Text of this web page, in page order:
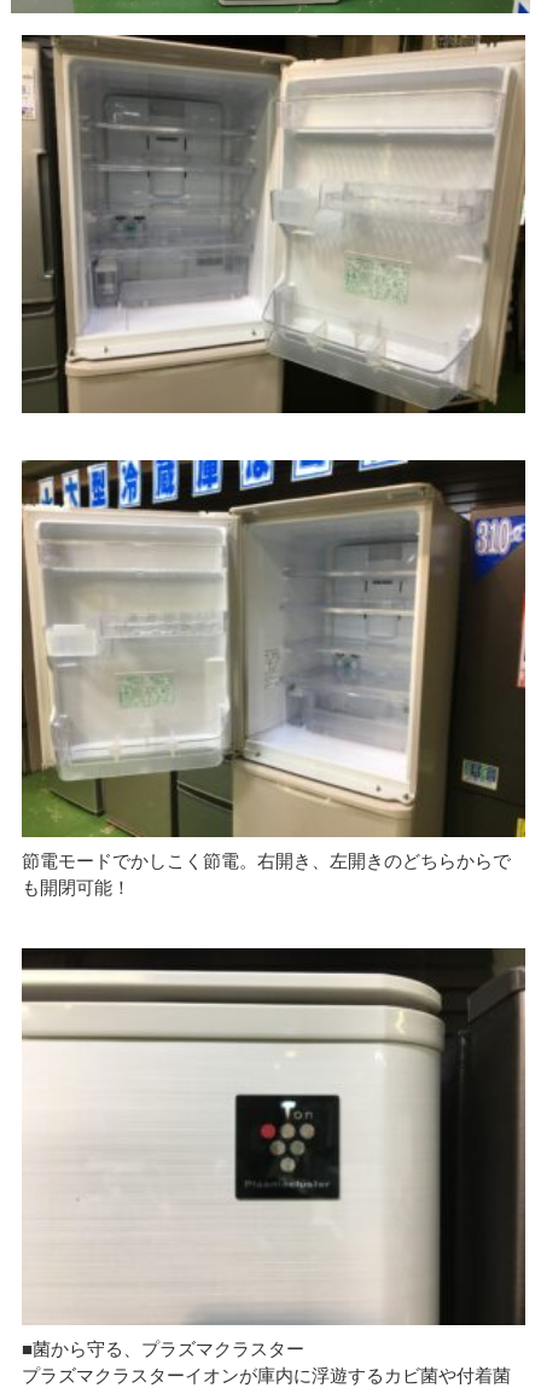
節電モードでかしこく節電。右開き、左開きのどちらからで
も開閉可能！
■菌から守る、プラズマクラスター
プラズマクラスターイオンが庫内に浮遊するカビ菌や付着菌